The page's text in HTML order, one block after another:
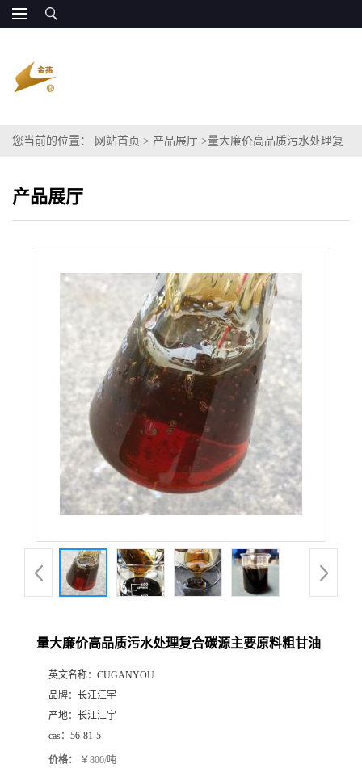
您当前的位置： 网站首页 > 产品展厅 >量大廉价高品质污水处理复
产品展厅
量大廉价高品质污水处理复合碳源主要原料粗甘油
英文名称： CUGANYOU
品牌： 长江江宇
产地： 长江江宇
cas： 56-81-5
价格： ￥800/吨